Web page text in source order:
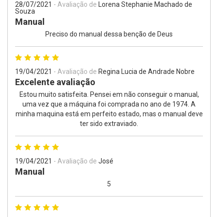
28/07/2021 - Avaliação de
Lorena Stephanie Machado de
Souza
Manual
Preciso do manual dessa benção de Deus
19/04/2021 - Avaliação de Regina Lucia de Andrade Nobre
Excelente avaliação
Estou muito satisfeita. Pensei em não conseguir o manual,
uma vez que a máquina foi comprada no ano de 1974. A
minha maquina está em perfeito estado, mas o manual deve
ter sido extraviado.
19/04/2021 - Avaliação de José
Manual
5